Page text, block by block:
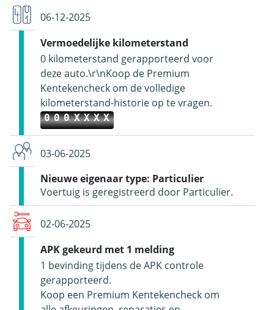
06-12-2025
Vermoedelijke kilometerstand
0 kilometerstand gerapporteerd voor
deze auto.\r\nKoop de Premium
Kentekencheck om de volledige
kilometerstand-historie op te vragen.
000XXXX
03-06-2025
Nieuwe eigenaar type: Particulier
Voertuig is geregistreerd door Particulier.
02-06-2025
APK gekeurd met 1 melding
1 bevinding tijdens de APK controle
gerapporteerd.
Koop een Premium Kentekencheck om